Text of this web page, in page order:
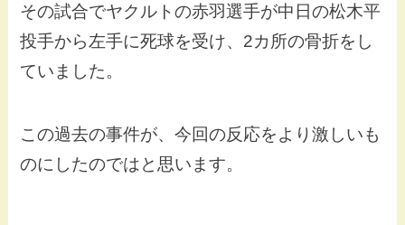
その試合でヤクルトの赤羽選手が中日の松木平
投手から左手に死球を受け、2カ所の骨折をし
ていました。
この過去の事件が、今回の反応をより激しいも
のにしたのではと思います。